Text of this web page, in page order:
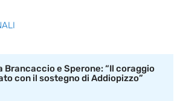
e Sperone: “Il coraggio
con il sostegno di Addiopizzo”